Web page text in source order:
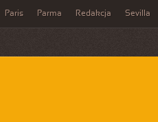
Paris Parma Redakcja Sevilla